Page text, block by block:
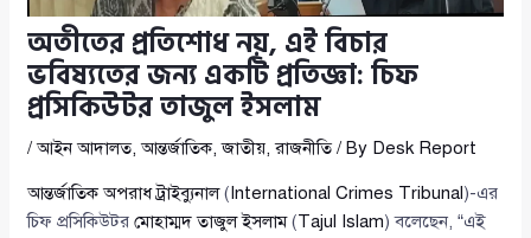
অতীতের প্রতিশোধ নয়, এই বিচার
ভবিষ্যতের জন্য একটি প্রতিজ্ঞা: চিফ
প্রসিকিউটর তাজুল ইসলাম
/আইন আদালত,আন্তর্জাতিক,জাতীয়,রাজনীতি/ By Desk Report
আন্তর্জাতিক অপরাধ ট্রাইব্যুনাল(International Crimes Tribunal)-এর
চিফ প্রসিকিউটরমোহাম্মদ তাজুল ইসলাম(Tajul Islam) বলেছেন, “এই